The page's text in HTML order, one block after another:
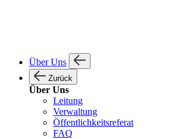
Über Uns
Zurück
Über Uns
Leitung
Verwaltung
Öffentlichkeitsreferat
FAQ